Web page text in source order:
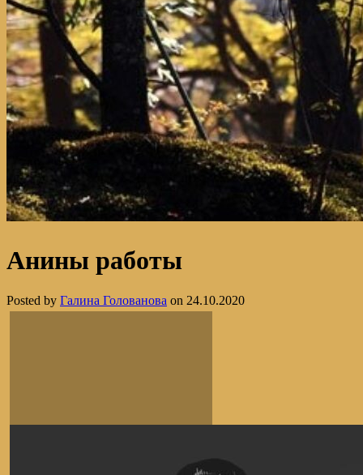
Анины работы
Posted by Галина Голованова on 24.10.2020